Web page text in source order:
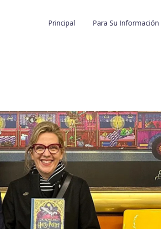
Principal Para Su Información